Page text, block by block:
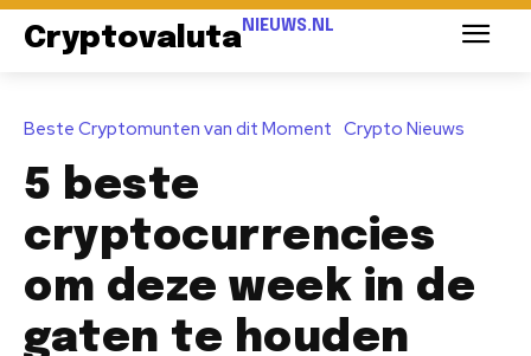
Cryptovaluta NIEUWS.NL
Beste Cryptomunten van dit Moment Crypto Nieuws
5 beste
cryptocurrencies
om deze week in de
gaten te houden